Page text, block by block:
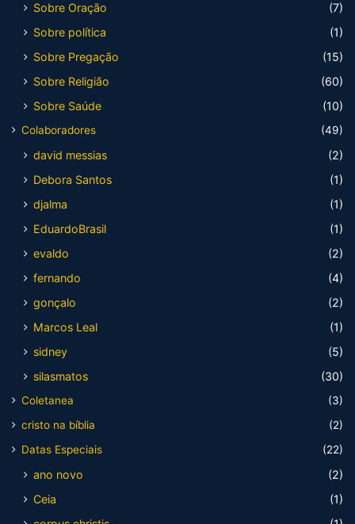
Sobre Oração
(7)
Sobre política
(1)
Sobre Pregação
(15)
Sobre Religião
(60)
Sobre Saúde
(10)
Colaboradores (49)
david messias
(2)
Debora Santos
(1)
djalma
(1)
EduardoBrasil
(1)
evaldo
(2)
fernando
(4)
gonçalo
(2)
Marcos Leal
(1)
sidney
(5)
silasmatos
(30)
Coletanea
(3)
cristo na bíblia
(2)
Datas Especiais
(22)
ano novo
(2)
Ceia
(1)